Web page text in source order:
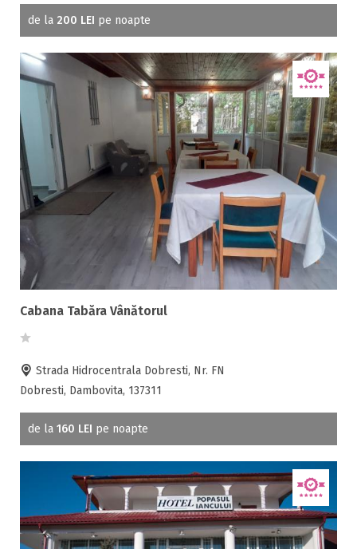
de la 200 LEI pe noapte
Cabana Tabăra Vânătorul
Strada Hidrocentrala Dobresti, Nr. FN
Dobresti, Dambovita, 137311
de la 160 LEI pe noapte